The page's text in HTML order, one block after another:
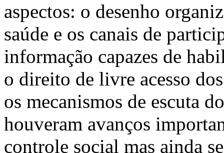
aspectos: o desenho
saúde e os canais de
informação capazes de
o direito de livre acesso
os mecanismos de escuta
houveram avanços
controle social mas ainda